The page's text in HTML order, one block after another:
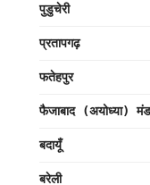
पुडुचेरी
प्रतापगढ़
फतेहपुर
फैजाबाद (अयोध्या)
बदायूँ
बरेली